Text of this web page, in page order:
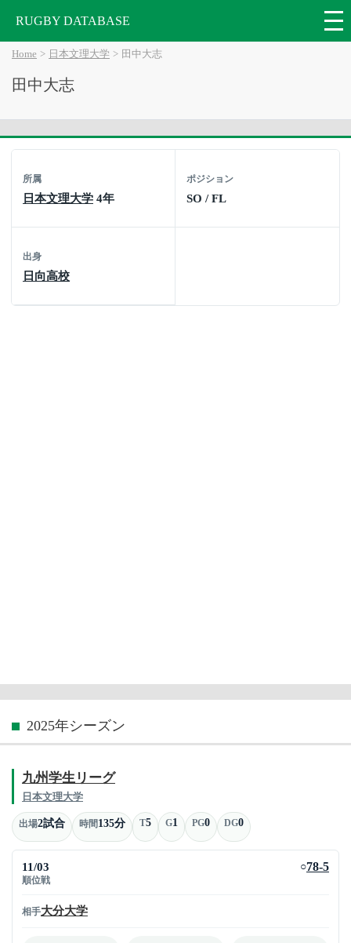
RUGBY DATABASE
Home 日本文理大学 田中大志
田中大志
所属
日本文理大学 4年
ポジション
SO / FL
出身
日向高校
2025年シーズン
九州学生リーグ
日本文理大学
出場2試合 時間135分 T5 G1 PG0 DG0
11/03
順位戦
○78-5
相手大分大学